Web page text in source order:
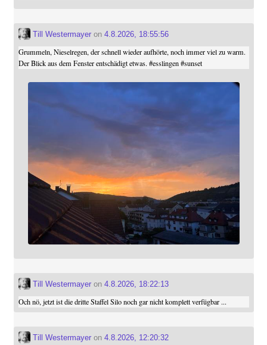
Till Westermayeron 4.8.2026, 18:55:56
Grummeln, Nieselregen, der schnell wieder aufhörte, noch immer viel zu warm.
Der Blick aus dem Fenster entschädigt etwas. #esslingen #sunset
Till Westermayeron 4.8.2026, 18:22:13
Och nö, jetzt ist die dritte Staffel Silo noch gar nicht komplett verfügbar ...
Till Westermayeron 4.8.2026, 12:20:32